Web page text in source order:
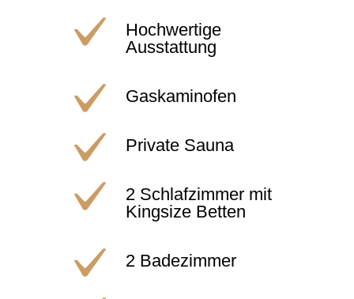
Hochwertige
Ausstattung
Gaskaminofen
Private Sauna
2 Schlafzimmer mit
Kingsize Betten
2 Badezimmer